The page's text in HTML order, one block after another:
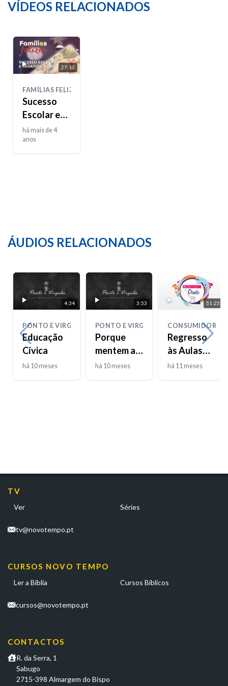
VÍDEOS RELACIONADOS
27:10
FAMÍLIAS FELIZES
Sucesso
Escolar e
Desafios à
Família
há mais de 4
anos
ÁUDIOS RELACIONADOS
4:34
PONTO E VIRGULA
Educação
Cívica
há 10 meses
3:53
PONTO E VIRGULA
Porque
mentem as
crianças
há 10 meses
51:25
CONSUMIDOR
Regresso
às Aulas
2025
há 11 meses
TV
Ver Séries
tv@novotempo.pt
CURSOS NOVO TEMPO
Ler a Bíblia Cursos Bíblicos
cursos@novotempo.pt
CONTACTOS
R. da Serra, 1
Sabugo
2715-398 Almargem do Bispo